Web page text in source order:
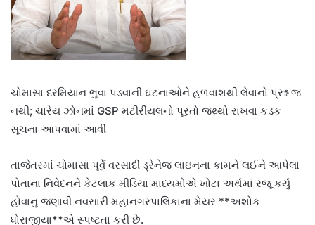
ચોમાસા દરમિયાન ભુવા પડવાની ઘટનાઓને હળવાશથી લેવાનો પ્રશ્ન જ
નથી; ચારેય ઝોનમાં GSP મટીરીયલનો પૂરતો જથ્થો રાખવા કડક
સૂચના આપવામાં આવી
તાજેતરમાં ચોમાસા પૂર્વે વરસાદી ડ્રેનેજ લાઇનના કામને લઈને આપેલા
પોતાના નિવેદનને કેટલાક મીડિયા માધ્યમોએ ખોટા અર્થમાં રજૂ કર્યું
હોવાનું જણાવી નવસારી મહાનગરપાલિકાના મેયર **અશોક
ધોરાજીયા**એ સ્પષ્ટતા કરી છે.